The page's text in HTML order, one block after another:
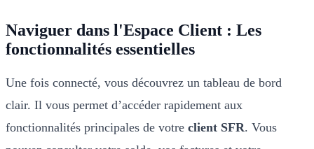
Naviguer dans l'Espace Client : Les
fonctionnalités essentielles
Une fois connecté, vous découvrez un tableau de bord
clair. Il vous permet d’accéder rapidement aux
fonctionnalités principales de votre client SFR. Vous